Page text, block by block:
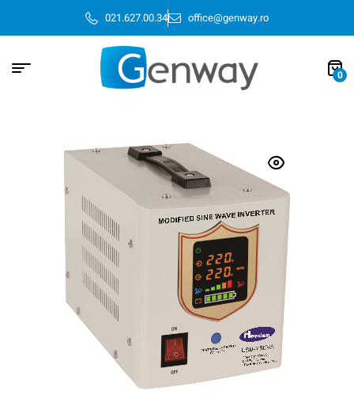
021.627.00.34 office@genway.ro
0